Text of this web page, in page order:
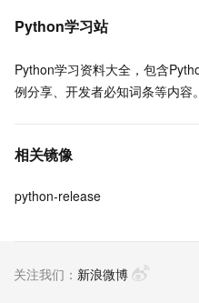
Python学习站
Python学习资料大全，包含
例分享、开发者必知词条等内容。
相关镜像
python-release
关注我们： 新浪微博